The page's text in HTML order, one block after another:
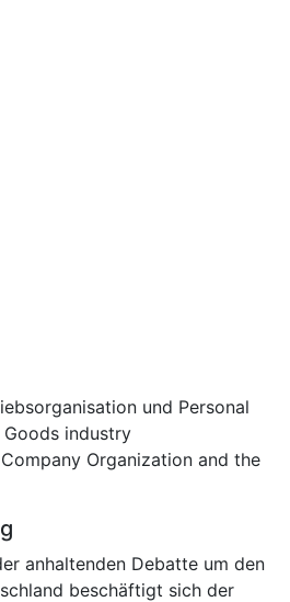
und Personal
industry
Organization and the
anhaltenden Debatte um den
beschäftigt sich der